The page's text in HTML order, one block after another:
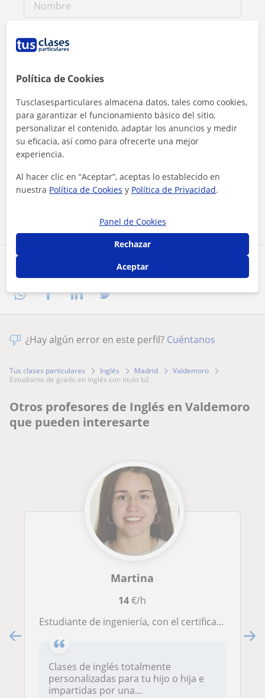
Comparte a este profesor
¿Hay algún error en este perfil? Cuéntanos
Tus clases particulares Inglés Madrid
Valdemoro
estudiante de grado en inglés con titulo b2
Otros profesores de Inglés en Valdemoro
que pueden interesarte
Martina
14€/h
Estudiante de ingeniería, con el certificado B2 en inglés y estudiando para sacarse el C1.
Clases de inglés totalmente
personalizadas para tu hijo o hija e
impartidas por una...
Política de Cookies
Tusclasesparticulares almacena datos, tales como cookies,
para garantizar el funcionamiento básico del sitio,
personalizar el contenido, adaptar los anuncios y medir
su eficacia, así como para ofrecerte una mejor
experiencia.
Al hacer clic en “Aceptar”, aceptas lo establecido en
nuestra Política de Cookies y Política de Privacidad.
Panel de Cookies
Rechazar
Aceptar